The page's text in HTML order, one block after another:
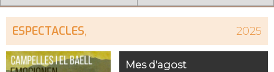
ESPECTACLES, 2025
Mes d'agost